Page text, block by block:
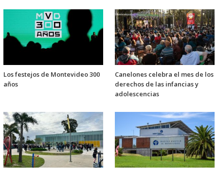
Los festejos de Montevideo 300
años
Canelones celebra el mes de los
derechos de las infancias y
adolescencias